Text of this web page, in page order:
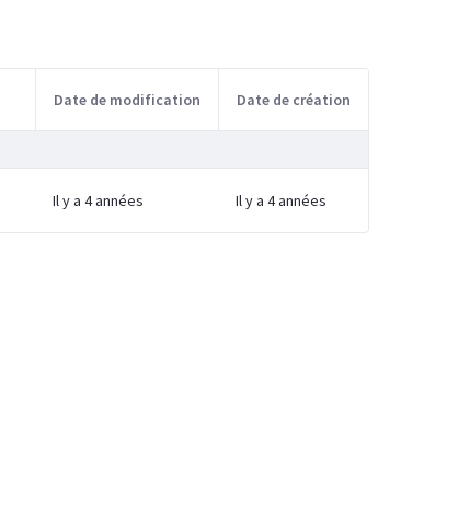
Date de modification Date de création
Il y a 4 années Il y a 4 années